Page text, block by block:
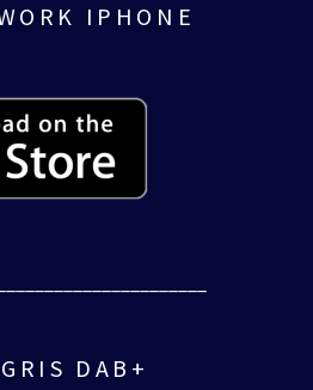
IPHONE
DAB+